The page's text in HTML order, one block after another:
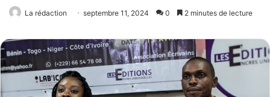
La rédaction septembre 11, 2024 0 2 minutes de lecture